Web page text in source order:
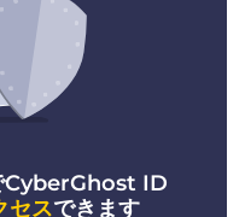
CyberGhost ID
セスできます